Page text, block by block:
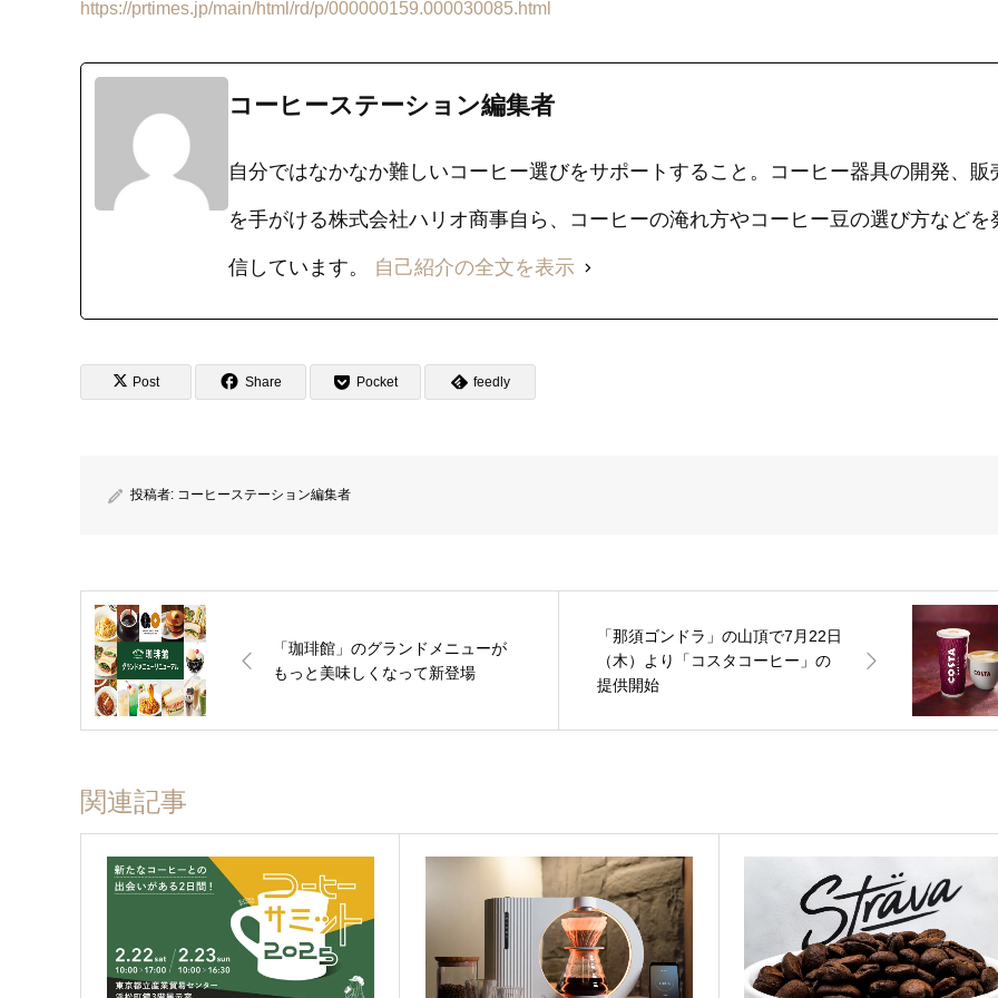
https://prtimes.jp/main/html/rd/p/000000159.000030085.html
コーヒーステーション編集者
自分ではなかなか難しいコーヒー選びをサポートすること。コーヒー器具の開発、販
を手がける株式会社ハリオ商事自ら、コーヒーの淹れ方やコーヒー豆の選び方などを
信しています。 自己紹介の全文を表示
Post Share Pocket feedly
投稿者: コーヒーステーション編集者
「珈琲館」のグランドメニューが
もっと美味しくなって新登場
「那須ゴンドラ」の山頂で7月22日
（木）より「コスタコーヒー」の
提供開始
関連記事